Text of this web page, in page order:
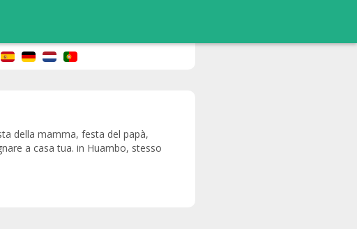
della mamma, festa del papà,
a casa tua. in Huambo, stesso